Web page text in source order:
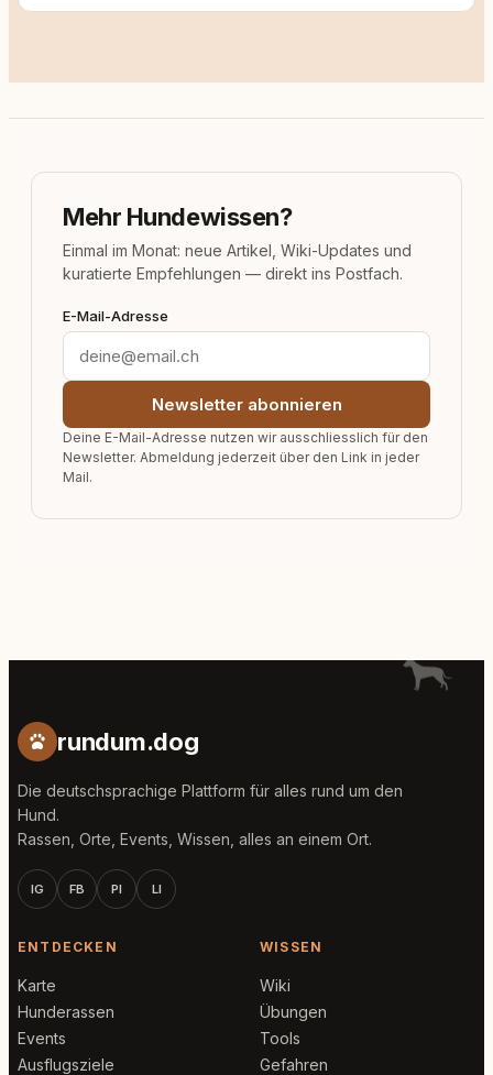
Mehr Hundewissen?
Einmal im Monat: neue Artikel, Wiki-Updates und
kuratierte Empfehlungen — direkt ins Postfach.
E-Mail-Adresse
Newsletter abonnieren
Deine E-Mail-Adresse nutzen wir ausschliesslich für den
Newsletter. Abmeldung jederzeit über den Link in jeder
Mail.
rundum.dog
Die deutschsprachige Plattform für alles rund um den
Hund.
Rassen, Orte, Events, Wissen, alles an einem Ort.
IG FB PI LI
ENTDECKEN
Karte
Hunderassen
Events
Ausflugsziele
WISSEN
Wiki
Übungen
Tools
Gefahren